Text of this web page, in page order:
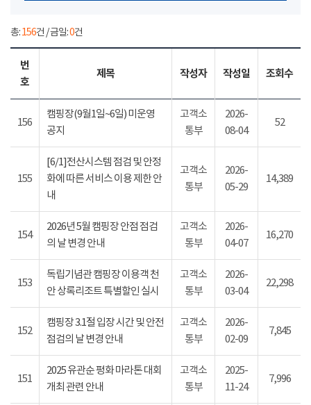
총:156건 / 금일:0건
번
호
제목 작성자 작성일 조회수
156
캠핑장(9월1일~6일) 미운영
공지
고객소
통부
2026-
08-04
52
155
[6/1]전산시스템 점검 및 안정
화에 따른 서비스 이용 제한 안
내
고객소
통부
2026-
05-29
14,389
154
2026년 5월 캠핑장 안점 점검
의 날 변경 안내
고객소
통부
2026-
04-07
16,270
153
독립기념관 캠핑장 이용객 천
안 상록리조트 특별할인 실시
고객소
통부
2026-
03-04
22,298
152
캠핑장 3.1절 입장 시간 및 안전
점검의 날 변경 안내
고객소
통부
2026-
02-09
7,845
151
2025 유관순 평화 마라톤 대회
개최 관련 안내
고객소
통부
2025-
11-24
7,996